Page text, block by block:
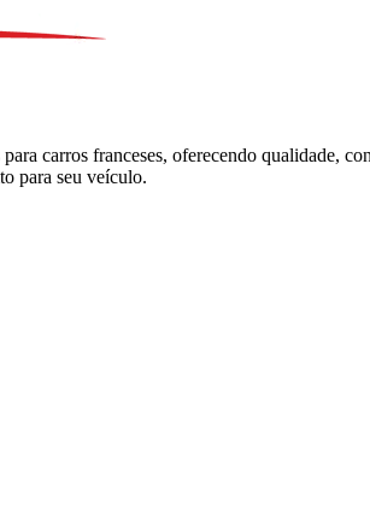
carros franceses, oferecendo qualidade,
para seu veículo.